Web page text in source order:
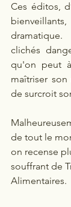
Ces éditos,
clichés
qu'on peut
maîtriser
de surcroit
de tout le
on recense
souffrant de
Alimentaires.